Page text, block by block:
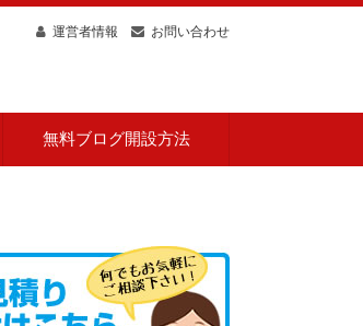
運営者情報 お問い合わせ
ています。
無料ブログ開設方法